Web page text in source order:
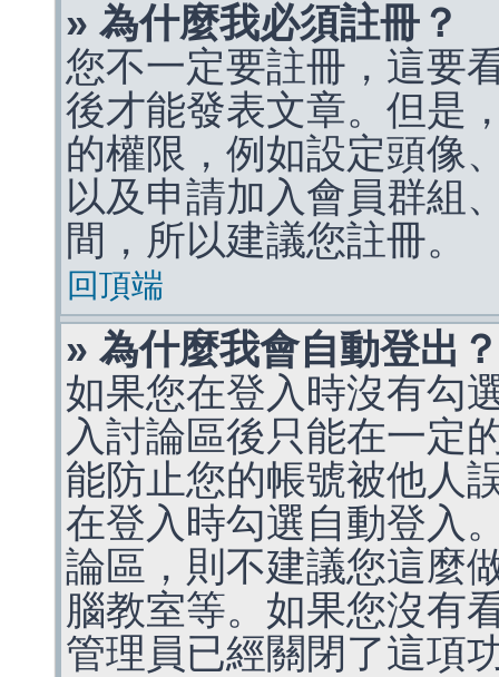
» 為什麼我必須註冊？
您不一定要註冊，這要
後才能發表文章。但是
的權限，例如設定頭像
以及申請加入會員群組
間，所以建議您註冊。
回頂端
» 為什麼我會自動登出？
如果您在登入時沒有勾
入討論區後只能在一定
能防止您的帳號被他人
在登入時勾選自動登入
論區，則不建議您這麼
腦教室等。如果您沒有
管理員已經關閉了這項